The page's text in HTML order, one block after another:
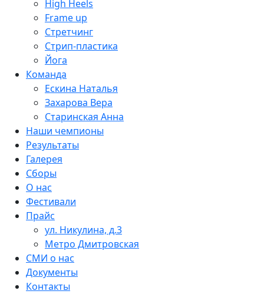
High Heels
Frame up
Cтретчинг
Стрип-пластика
Йога
Команда
Ескина Наталья
Захарова Вера
Старинская Анна
Наши чемпионы
Результаты
Галерея
Сборы
О нас
Фестивали
Прайс
ул. Никулина, д.3
Метро Дмитровская
СМИ о нас
Документы
Контакты